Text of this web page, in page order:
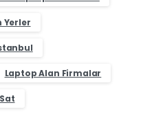
Yerler
Laptop Alan Firmalar